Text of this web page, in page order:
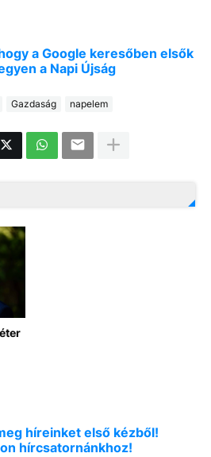
a Google keresőben elsők
a Napi Újság
Gazdaság napelem
híreinket első kézből!
hírcsatornánkhoz!